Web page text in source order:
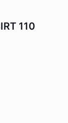
110